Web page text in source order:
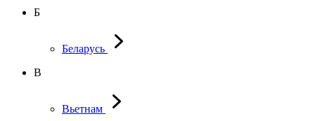
Б
Беларусь
В
Вьетнам